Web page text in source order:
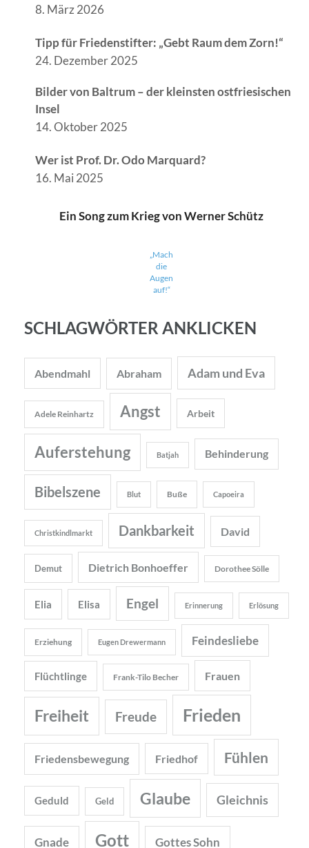
8. März 2026
Tipp für Friedenstifter: „Gebt Raum dem Zorn!“
24. Dezember 2025
Bilder von Baltrum – der kleinsten ostfriesischen
Insel
14. Oktober 2025
Wer ist Prof. Dr. Odo Marquard?
16. Mai 2025
Ein Song zum Krieg von Werner Schütz
„Mach
die
Augen
auf!“
SCHLAGWÖRTER ANKLICKEN
Abendmahl Abraham Adam und Eva
Adele Reinhartz Angst Arbeit
Auferstehung Batjah Behinderung
Bibelszene Blut Buße Capoeira
Christkindlmarkt Dankbarkeit David
Demut Dietrich Bonhoeffer Dorothee Sölle
Elia Elisa Engel Erinnerung Erlösung
Erziehung Eugen Drewermann Feindesliebe
Flüchtlinge Frank-Tilo Becher Frauen
Freiheit Freude Frieden
Friedensbewegung Friedhof Fühlen
Geduld Geld Glaube Gleichnis
Gnade Gott Gottes Sohn